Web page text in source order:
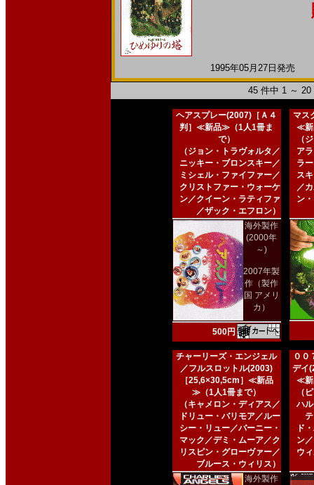
1995年05月27日発売
45 件中 1 ～
ヘアスプレー(2007)［Ａ４
判］≪新品≫（1人1冊ま
で）
（ジョン・トラヴォルタ／
ニッキー・ブロンスキー／
ミシェル・ファイファー／
クリストファー・ウォーケ
ン／クイーン・ラティファ
／ザック・エフロン）
海外製作
(2000年
～)
2007年製
作（製作
国 アメリ
カ）
500円
マス
≪新
（
ア
ラ
ス
／
ン
チャーリーズ・エンジェル
／フルスロットル(2003)
［25,6×30,5cm］≪新品
≫（1人1冊まで）
（キャメロン・ディアス／
ドリュー・バリモア／ルー
シー・リュー／バーニー・
マック／デミ・ムーア／ク
リスピン・グローヴァー／
ブルース・ウィリス）
海外製作
００
デイ
≪新
（
ハ
ド
ン
ウ